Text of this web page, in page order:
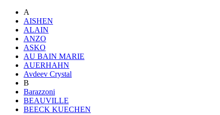
A
AISHEN
ALAIN
ANZO
ASKO
AU BAIN MARIE
AUERHAHN
Avdeev Crystal
B
Barazzoni
BEAUVILLE
BEECK KUECHEN